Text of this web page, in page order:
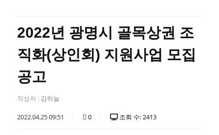
2022년 광명시 골목상권 조
직화(상인회) 지원사업 모집
공고
작성자 : 김하늘
2022.04.25 09:51 0 조회 수: 2413